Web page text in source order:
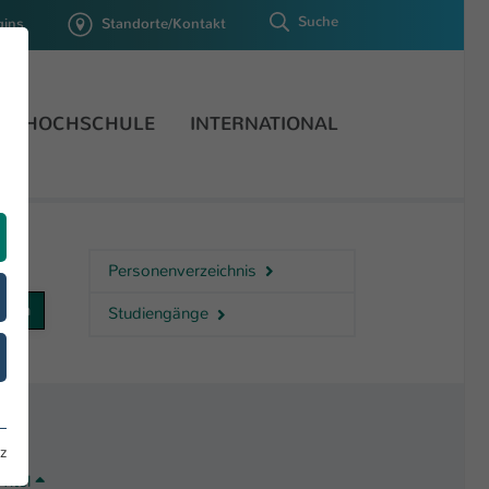
Standorte/Kontakt Suche
HOCHSCHULE INTERNATIONAL
Personenverzeichnis
Studiengänge
Titel